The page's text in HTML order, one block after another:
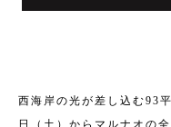
西海岸の光が差し込む93
日（土）からマルナオの